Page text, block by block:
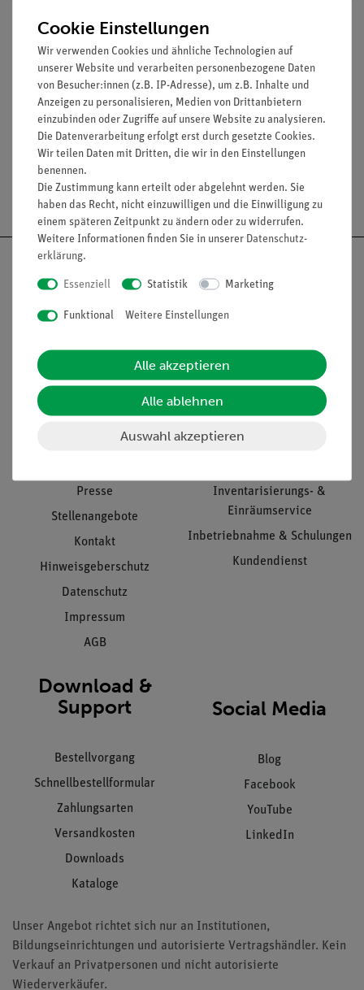
Lehranstalten abgeben.
Media / Downloads
Versandkostenfrei ab 300,- €
Nach oben
Informationen
Unternehmen
Presse
Stellenangebote
Kontakt
Hinweisgeberschutz
Datenschutz
Impressum
AGB
Service
Übersicht Service
Inventarisierungs- &
Einräumservice
Inbetriebnahme & Schulungen
Kundendienst
Download &
Support
Bestellvorgang
Schnellbestellformular
Zahlungsarten
Versandkosten
Downloads
Kataloge
Social Media
Blog
Facebook
YouTube
LinkedIn
Unser Angebot richtet sich nur an Institutionen,
Bildungseinrichtungen und autorisierte Vertragshändler. Kein
Verkauf an Privatpersonen und nicht autorisierte
Wiederverkäufer.
Cookie Einstellungen
Wir verwenden Cookies und ähnliche Technologien auf
unserer Website und verarbeiten personenbezogene Daten
von Besucher:innen (z.B. IP-Adresse), um z.B. Inhalte und
Anzeigen zu personalisieren, Medien von Drittanbietern
einzubinden oder Zugriffe auf unsere Website zu analysieren.
Die Datenverarbeitung erfolgt erst durch gesetzte Cookies.
Wir teilen Daten mit Dritten, die wir in den Einstellungen
benennen.
Die Zustimmung kann erteilt oder abgelehnt werden. Sie
haben das Recht, nicht einzuwilligen und die Einwilligung zu
einem späteren Zeitpunkt zu ändern oder zu widerrufen.
Weitere Informationen finden Sie in unserer Daten­schutz­
erklärung.
Essenziell Statistik Marketing
Funktional Weitere Einstellungen
Alle akzeptieren
Alle ablehnen
Auswahl akzeptieren